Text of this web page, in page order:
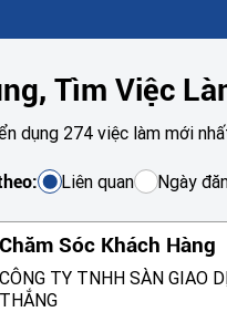
Tìm Việc
dụng 274 việc làm mới
Liên quan Ngày
Chăm Sóc Khách Hàng
CÔNG TY TNHH SÀN GIAO
THẮNG